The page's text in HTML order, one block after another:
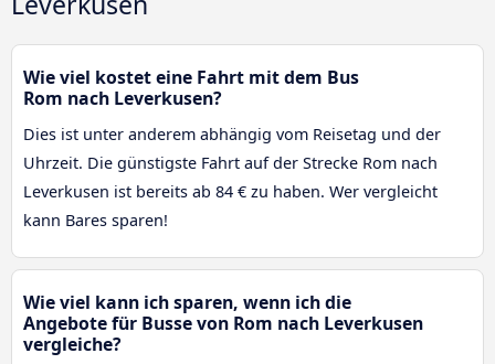
Wie viel kostet eine Fahrt mit dem Bus
Rom nach Leverkusen?
Dies ist unter anderem abhängig vom Reisetag und der
Uhrzeit. Die günstigste Fahrt auf der Strecke Rom nach
Leverkusen ist bereits ab 84 € zu haben. Wer vergleicht
kann Bares sparen!
Wie viel kann ich sparen, wenn ich die
Angebote für Busse von Rom nach Leverkusen
vergleiche?